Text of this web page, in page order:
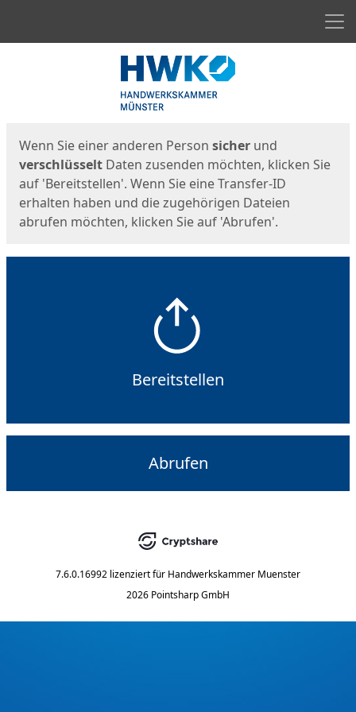
Wenn Sie einer anderen Person sicher und
verschlüsselt Daten zusenden möchten, klicken Sie
auf 'Bereitstellen'. Wenn Sie eine Transfer-ID
erhalten haben und die zugehörigen Dateien
abrufen möchten, klicken Sie auf 'Abrufen'.
Bereitstellen
Abrufen
7.6.0.16992 lizenziert für Handwerkskammer Muenster
2026 Pointsharp GmbH